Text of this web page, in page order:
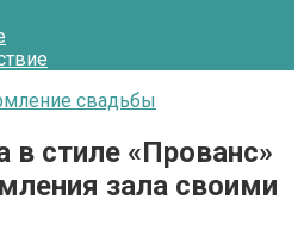
свадьбы
стиле «Прованс»
зала своими